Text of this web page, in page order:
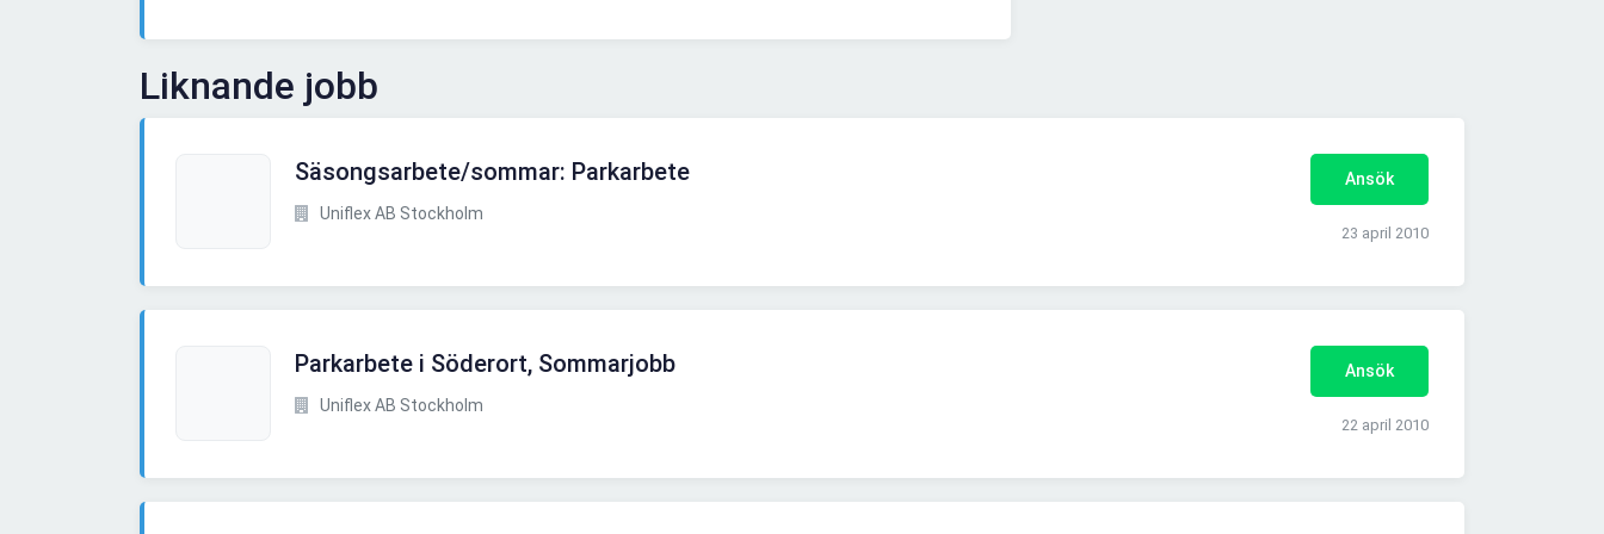
Liknande jobb
Säsongsarbete/sommar: Parkarbete
Uniflex AB Stockholm
Ansök
23 april 2010
Parkarbete i Söderort, Sommarjobb
Uniflex AB Stockholm
Ansök
22 april 2010